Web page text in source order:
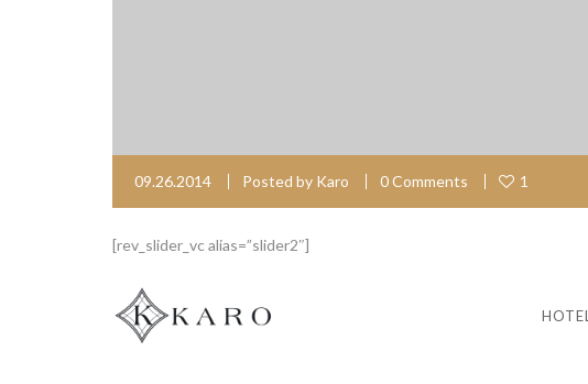
09.26.2014 Posted by Karo 0 Comments 1
[rev_slider_vc alias=”slider2″]
HOTEL